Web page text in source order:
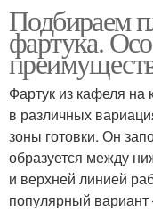
Временный
Требования к
кухонному
Подбираем
фартука.
Фартук из кафеля на
в различных
зоны готовки. Он
образуется между
и верхней линией
популярный вариант